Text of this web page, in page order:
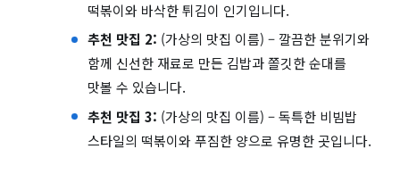
떡볶이와 바삭한 튀김이 인기입니다.
추천 맛집 2: (가상의 맛집 이름) – 깔끔한 분위기와
함께 신선한 재료로 만든 김밥과 쫄깃한 순대를
맛볼 수 있습니다.
추천 맛집 3: (가상의 맛집 이름) – 독특한 비빔밥
스타일의 떡볶이와 푸짐한 양으로 유명한 곳입니다.